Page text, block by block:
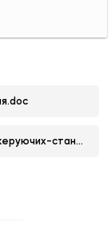
Перелік-членів-НААКУ-арбітражних-керуючих-станом-на-20.11.2020.pdf